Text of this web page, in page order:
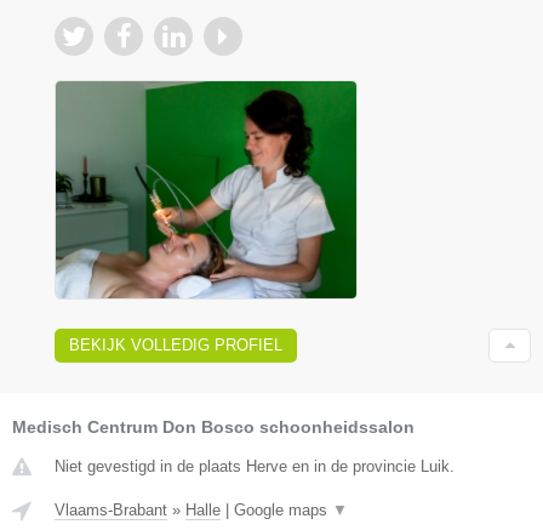
BEKIJK VOLLEDIG PROFIEL
Medisch Centrum Don Bosco schoonheidssalon
Niet gevestigd in de plaats Herve en in de provincie Luik.
Vlaams-Brabant » Halle Google maps ▼